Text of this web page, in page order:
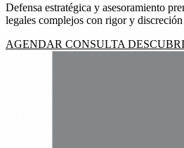
Defensa estratégica y asesoramiento
legales complejos con rigor y discreción
AGENDAR CONSULTA